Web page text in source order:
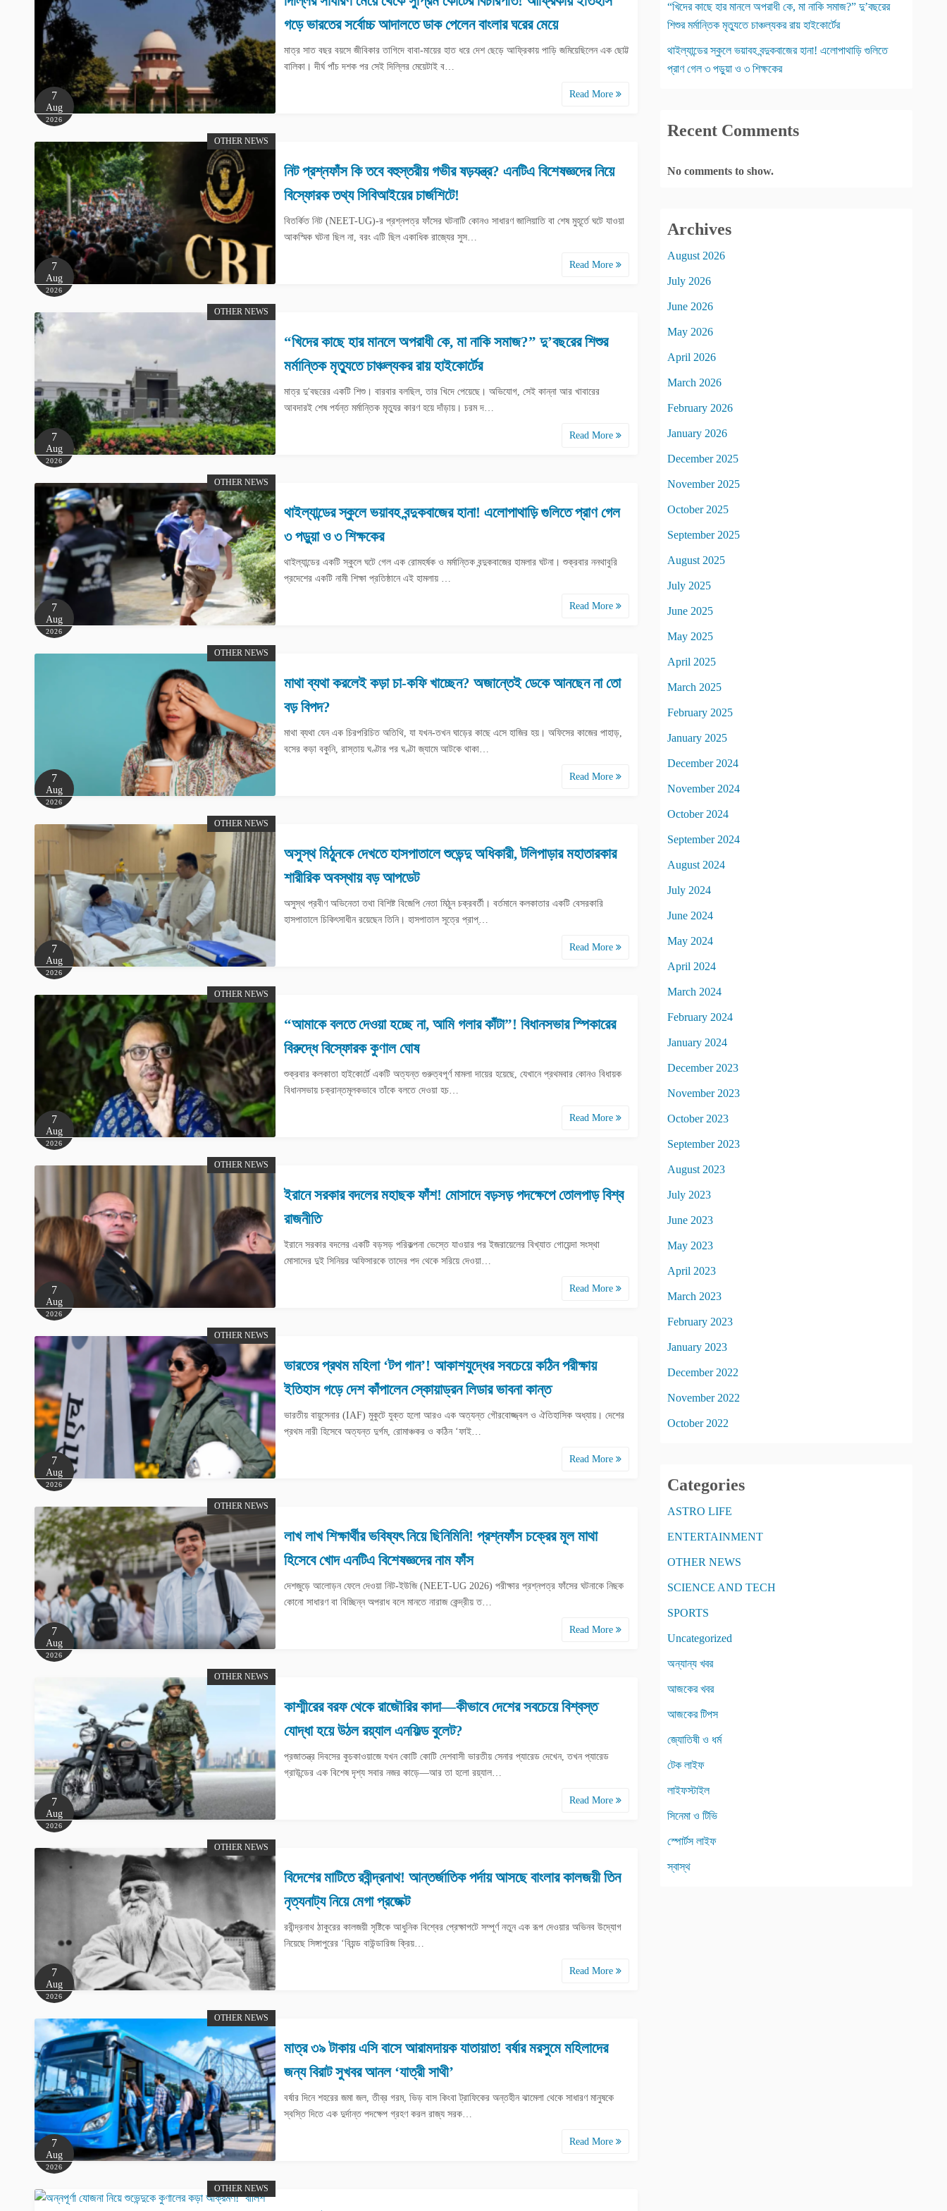
7
Aug
2026
গড়ে ভারতের সর্বোচ্চ আদালতে ডাক পেলেন বাংলার ঘরের মেয়ে
মাত্র সাত বছর বয়সে জীবিকার তাগিদে বাবা-মায়ের হাত ধরে দেশ ছেড়ে আফ্রিকায় পাড়ি জমিয়েছিলেন এক ছোট্ট
বালিকা। দীর্ঘ পাঁচ দশক পর সেই দিল্লির মেয়েটাই ব…
Read More
OTHER NEWS
7
Aug
2026
নিট প্রশ্নফাঁস কি তবে বহুস্তরীয় গভীর ষড়যন্ত্র? এনটিএ বিশেষজ্ঞদের নিয়ে
বিস্ফোরক তথ্য সিবিআইয়ের চার্জশিটে!
বিতর্কিত নিট (NEET-UG)-র প্রশ্নপত্র ফাঁসের ঘটনাটি কোনও সাধারণ জালিয়াতি বা শেষ মুহূর্তে ঘটে যাওয়া
আকস্মিক ঘটনা ছিল না, বরং এটি ছিল একাধিক রাজ্যের সুস…
Read More
OTHER NEWS
7
Aug
2026
“খিদের কাছে হার মানলে অপরাধী কে, মা নাকি সমাজ?” দু’বছরের শিশুর
মর্মান্তিক মৃত্যুতে চাঞ্চল্যকর রায় হাইকোর্টের
মাত্র দু'বছরের একটি শিশু। বারবার বলছিল, তার খিদে পেয়েছে। অভিযোগ, সেই কান্না আর খাবারের
আবদারই শেষ পর্যন্ত মর্মান্তিক মৃত্যুর কারণ হয়ে দাঁড়ায়। চরম দ…
Read More
OTHER NEWS
7
Aug
2026
থাইল্যান্ডের স্কুলে ভয়াবহ বন্দুকবাজের হানা! এলোপাথাড়ি গুলিতে প্রাণ গেল
৩ পড়ুয়া ও ৩ শিক্ষকের
থাইল্যান্ডের একটি স্কুলে ঘটে গেল এক রোমহর্ষক ও মর্মান্তিক বন্দুকবাজের হামলার ঘটনা। শুক্রবার ননথাবুরি
প্রদেশের একটি নামী শিক্ষা প্রতিষ্ঠানে এই হামলায় …
Read More
OTHER NEWS
7
Aug
2026
মাথা ব্যথা করলেই কড়া চা-কফি খাচ্ছেন? অজান্তেই ডেকে আনছেন না তো
বড় বিপদ?
মাথা ব্যথা যেন এক চিরপরিচিত অতিথি, যা যখন-তখন ঘাড়ের কাছে এসে হাজির হয়। অফিসের কাজের পাহাড়,
বসের কড়া বকুনি, রাস্তায় ঘণ্টার পর ঘণ্টা জ্যামে আটকে থাকা…
Read More
OTHER NEWS
7
Aug
2026
অসুস্থ মিঠুনকে দেখতে হাসপাতালে শুভেন্দু অধিকারী, টলিপাড়ার মহাতারকার
শারীরিক অবস্থায় বড় আপডেট
অসুস্থ প্রবীণ অভিনেতা তথা বিশিষ্ট বিজেপি নেতা মিঠুন চক্রবর্তী। বর্তমানে কলকাতার একটি বেসরকারি
হাসপাতালে চিকিৎসাধীন রয়েছেন তিনি। হাসপাতাল সূত্রে প্রাপ্…
Read More
OTHER NEWS
7
Aug
2026
“আমাকে বলতে দেওয়া হচ্ছে না, আমি গলার কাঁটা”! বিধানসভার স্পিকারের
বিরুদ্ধে বিস্ফোরক কুণাল ঘোষ
শুক্রবার কলকাতা হাইকোর্টে একটি অত্যন্ত গুরুত্বপূর্ণ মামলা দায়ের হয়েছে, যেখানে প্রথমবার কোনও বিধায়ক
বিধানসভায় চক্রান্তমূলকভাবে তাঁকে বলতে দেওয়া হচ…
Read More
OTHER NEWS
7
Aug
2026
ইরানে সরকার বদলের মহাছক ফাঁশ! মোসাদে বড়সড় পদক্ষেপে তোলপাড় বিশ্ব
রাজনীতি
ইরানে সরকার বদলের একটি বড়সড় পরিকল্পনা ভেস্তে যাওয়ার পর ইজরায়েলের বিখ্যাত গোয়েন্দা সংস্থা
মোসাদের দুই সিনিয়র অফিসারকে তাদের পদ থেকে সরিয়ে দেওয়া…
Read More
OTHER NEWS
7
Aug
2026
ভারতের প্রথম মহিলা ‘টপ গান’! আকাশযুদ্ধের সবচেয়ে কঠিন পরীক্ষায়
ইতিহাস গড়ে দেশ কাঁপালেন স্কোয়াড্রন লিডার ভাবনা কান্ত
ভারতীয় বায়ুসেনার (IAF) মুকুটে যুক্ত হলো আরও এক অত্যন্ত গৌরবোজ্জ্বল ও ঐতিহাসিক অধ্যায়। দেশের
প্রথম নারী হিসেবে অত্যন্ত দুর্গম, রোমাঞ্চকর ও কঠিন ‘ফাই…
Read More
OTHER NEWS
7
Aug
2026
লাখ লাখ শিক্ষার্থীর ভবিষ্যৎ নিয়ে ছিনিমিনি! প্রশ্নফাঁস চক্রের মূল মাথা
হিসেবে খোদ এনটিএ বিশেষজ্ঞদের নাম ফাঁস
দেশজুড়ে আলোড়ন ফেলে দেওয়া নিট-ইউজি (NEET-UG 2026) পরীক্ষার প্রশ্নপত্র ফাঁসের ঘটনাকে নিছক
কোনো সাধারণ বা বিচ্ছিন্ন অপরাধ বলে মানতে নারাজ কেন্দ্রীয় ত…
Read More
OTHER NEWS
7
Aug
2026
কাশ্মীরের বরফ থেকে রাজৌরির কাদা—কীভাবে দেশের সবচেয়ে বিশ্বস্ত
যোদ্ধা হয়ে উঠল রয়্যাল এনফিল্ড বুলেট?
প্রজাতন্ত্র দিবসের কুচকাওয়াজে যখন কোটি কোটি দেশবাসী ভারতীয় সেনার প্যারেড দেখেন, তখন প্যারেড
গ্রাউন্ডের এক বিশেষ দৃশ্য সবার নজর কাড়ে—আর তা হলো রয়্যাল…
Read More
OTHER NEWS
7
Aug
2026
বিদেশের মাটিতে রবীন্দ্রনাথ! আন্তর্জাতিক পর্দায় আসছে বাংলার কালজয়ী তিন
নৃত্যনাট্য নিয়ে মেগা প্রজেক্ট
রবীন্দ্রনাথ ঠাকুরের কালজয়ী সৃষ্টিকে আধুনিক বিশ্বের প্রেক্ষাপটে সম্পূর্ণ নতুন এক রূপ দেওয়ার অভিনব উদ্যোগ
নিয়েছে সিঙ্গাপুরের ‘বিয়ন্ড বাউন্ডারিজ ক্রিয়…
Read More
OTHER NEWS
7
Aug
2026
মাত্র ৩৯ টাকায় এসি বাসে আরামদায়ক যাতায়াত! বর্ষার মরসুমে মহিলাদের
জন্য বিরাট সুখবর আনল ‘যাত্রী সাথী’
বর্ষার দিনে শহরের জমা জল, তীব্র গরম, ভিড় বাস কিংবা ট্রাফিকের অন্তহীন ঝামেলা থেকে সাধারণ মানুষকে
স্বস্তি দিতে এক দুর্দান্ত পদক্ষেপ গ্রহণ করল রাজ্য সরক…
Read More
OTHER NEWS
“খিদের কাছে হার মানলে অপরাধী কে, মা নাকি সমাজ?” দু’বছরের
শিশুর মর্মান্তিক মৃত্যুতে চাঞ্চল্যকর রায় হাইকোর্টের
থাইল্যান্ডের স্কুলে ভয়াবহ বন্দুকবাজের হানা! এলোপাথাড়ি গুলিতে
প্রাণ গেল ৩ পড়ুয়া ও ৩ শিক্ষকের
Recent Comments
No comments to show.
Archives
August 2026
July 2026
June 2026
May 2026
April 2026
March 2026
February 2026
January 2026
December 2025
November 2025
October 2025
September 2025
August 2025
July 2025
June 2025
May 2025
April 2025
March 2025
February 2025
January 2025
December 2024
November 2024
October 2024
September 2024
August 2024
July 2024
June 2024
May 2024
April 2024
March 2024
February 2024
January 2024
December 2023
November 2023
October 2023
September 2023
August 2023
July 2023
June 2023
May 2023
April 2023
March 2023
February 2023
January 2023
December 2022
November 2022
October 2022
Categories
ASTRO LIFE
ENTERTAINMENT
OTHER NEWS
SCIENCE AND TECH
SPORTS
Uncategorized
অন্যান্য খবর
আজকের খবর
আজকের টিপস
জ্যোতিষী ও ধর্ম
টেক লাইফ
লাইফস্টাইল
সিনেমা ও টিভি
স্পোর্টস লাইফ
স্বাস্থ